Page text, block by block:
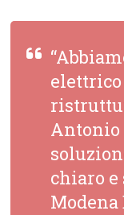
Antonio
chiaro e
Modena